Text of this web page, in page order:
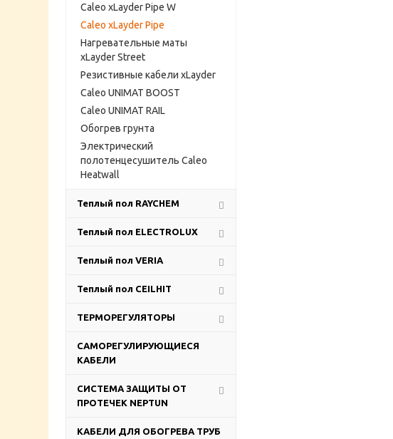
Caleo xLayder Pipe W
Caleo xLayder Pipe
Нагревательные маты
xLayder Street
Резистивные кабели xLayder
Caleo UNIMAT BOOST
Caleo UNIMAT RAIL
Обогрев грунта
Электрический
полотенцесушитель Caleo
Heatwall
Теплый пол RAYCHEM
Теплый пол ELECTROLUX
Теплый пол VERIA
Теплый пол CEILHIT
ТЕРМОРЕГУЛЯТОРЫ
САМОРЕГУЛИРУЮЩИЕСЯ
КАБЕЛИ
СИСТЕМА ЗАЩИТЫ ОТ
ПРОТЕЧЕК NEPTUN
КАБЕЛИ ДЛЯ ОБОГРЕВА ТРУБ